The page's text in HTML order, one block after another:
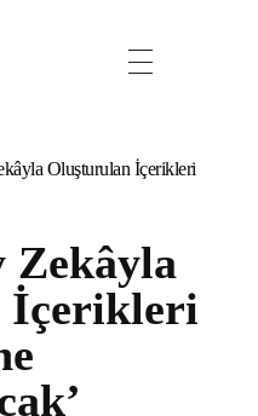
Oluşturulan İçerikleri
Zekâyla
İçerikleri